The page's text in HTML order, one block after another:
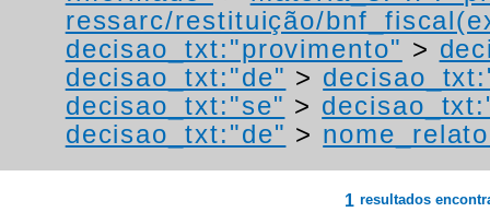
ressarc/restituição/
decisao_txt:"provimento" >
decisao_txt:"de" >
decisao_txt:"se" >
decisao_txt:"de" >
1 resultados